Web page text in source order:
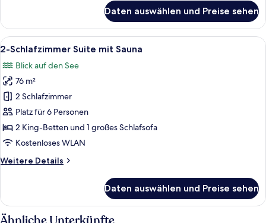
Schlafzimmer
Panorama
Penthouse
Sauna
Daten auswählen und Preise sehen
Alle
Fotos
für
2-
Schlafzimmer
Suite
mit
Sauna
Eine moderne Küche mit
8
2-Schlafzimmer Suite mit Sauna
Blick auf den See
76 m²
2 Schlafzimmer
Platz für 6 Personen
2 King-Betten und 1 großes Schlafsofa
Kostenloses WLAN
Weitere Details
Weitere
Schlafzimmer
Suite
Daten auswählen und Preise sehen